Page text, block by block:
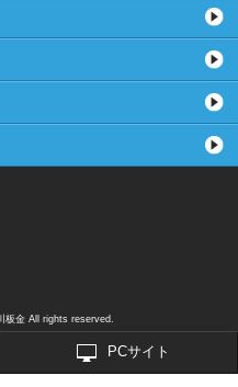
板金 All rights reserved.
PCサイト